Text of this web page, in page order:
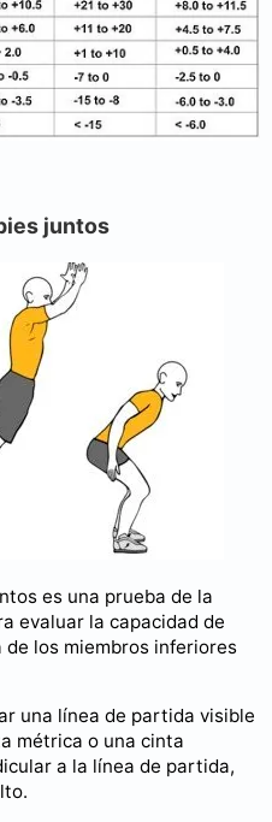
juntos
es una prueba de la
evaluar la capacidad de
los miembros inferiores
una línea de partida visible
métrica o una cinta
a la línea de partida,